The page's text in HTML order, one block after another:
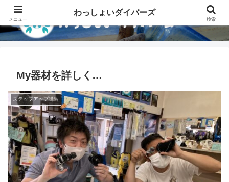
My器材を詳しく…
ステップアップ講習
メニュー
わっしょいダイバーズ
検索